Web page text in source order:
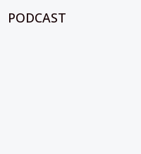
PODCAST